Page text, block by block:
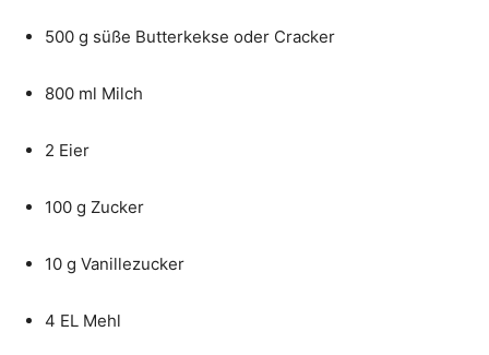
500 g süße Butterkekse oder Cracker
800 ml Milch
2 Eier
100 g Zucker
10 g Vanillezucker
4 EL Mehl